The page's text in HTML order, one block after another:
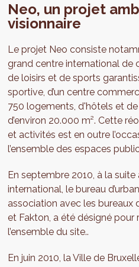
Neo, un projet
visionnaire
Le projet Neo consiste
grand centre international de
de loisirs et de sports
sportive, d’un centre
750 logements, d'hôtels et
d’environ 20.000 m². Cette
et activités est en outre
l’ensemble des espaces
En septembre 2010, à la
international, le bureau
association avec les bureaux
et Fakton, a été désigné pour
l’ensemble du site..
En juin 2010, la Ville de